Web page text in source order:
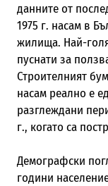
данните от
1975 г. насам в
жилища. Най-
пуснати за
Строителният
насам реално е
разглеждани
г., когато са
Демографски
години